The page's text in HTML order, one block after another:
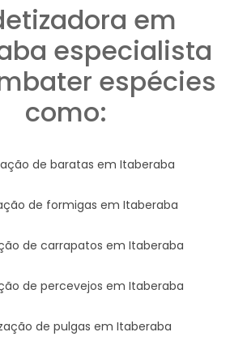
em
especialista
espécies
como:
de baratas em Itaberaba
de formigas em Itaberaba
de carrapatos em Itaberaba
de percevejos em Itaberaba
de pulgas em Itaberaba